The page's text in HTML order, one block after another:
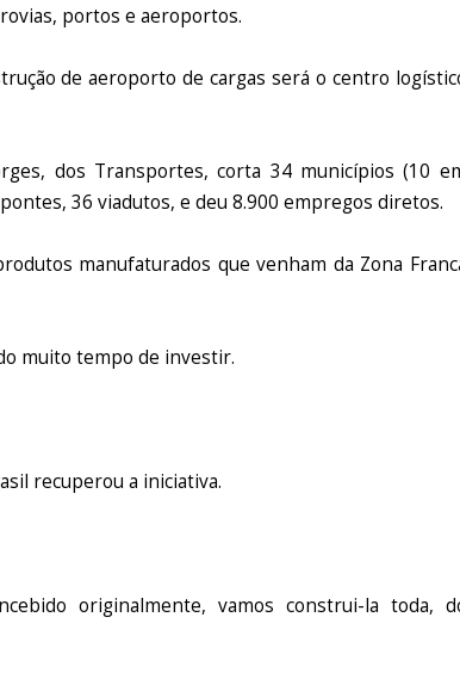
portos e aeroportos.
de aeroporto de cargas será o centro
dos Transportes, corta 34 municípios (10
36 viadutos, e deu 8.900 empregos diretos.
manufaturados que venham da Zona
muito tempo de investir.
recuperou a iniciativa.
originalmente, vamos construi-la toda,